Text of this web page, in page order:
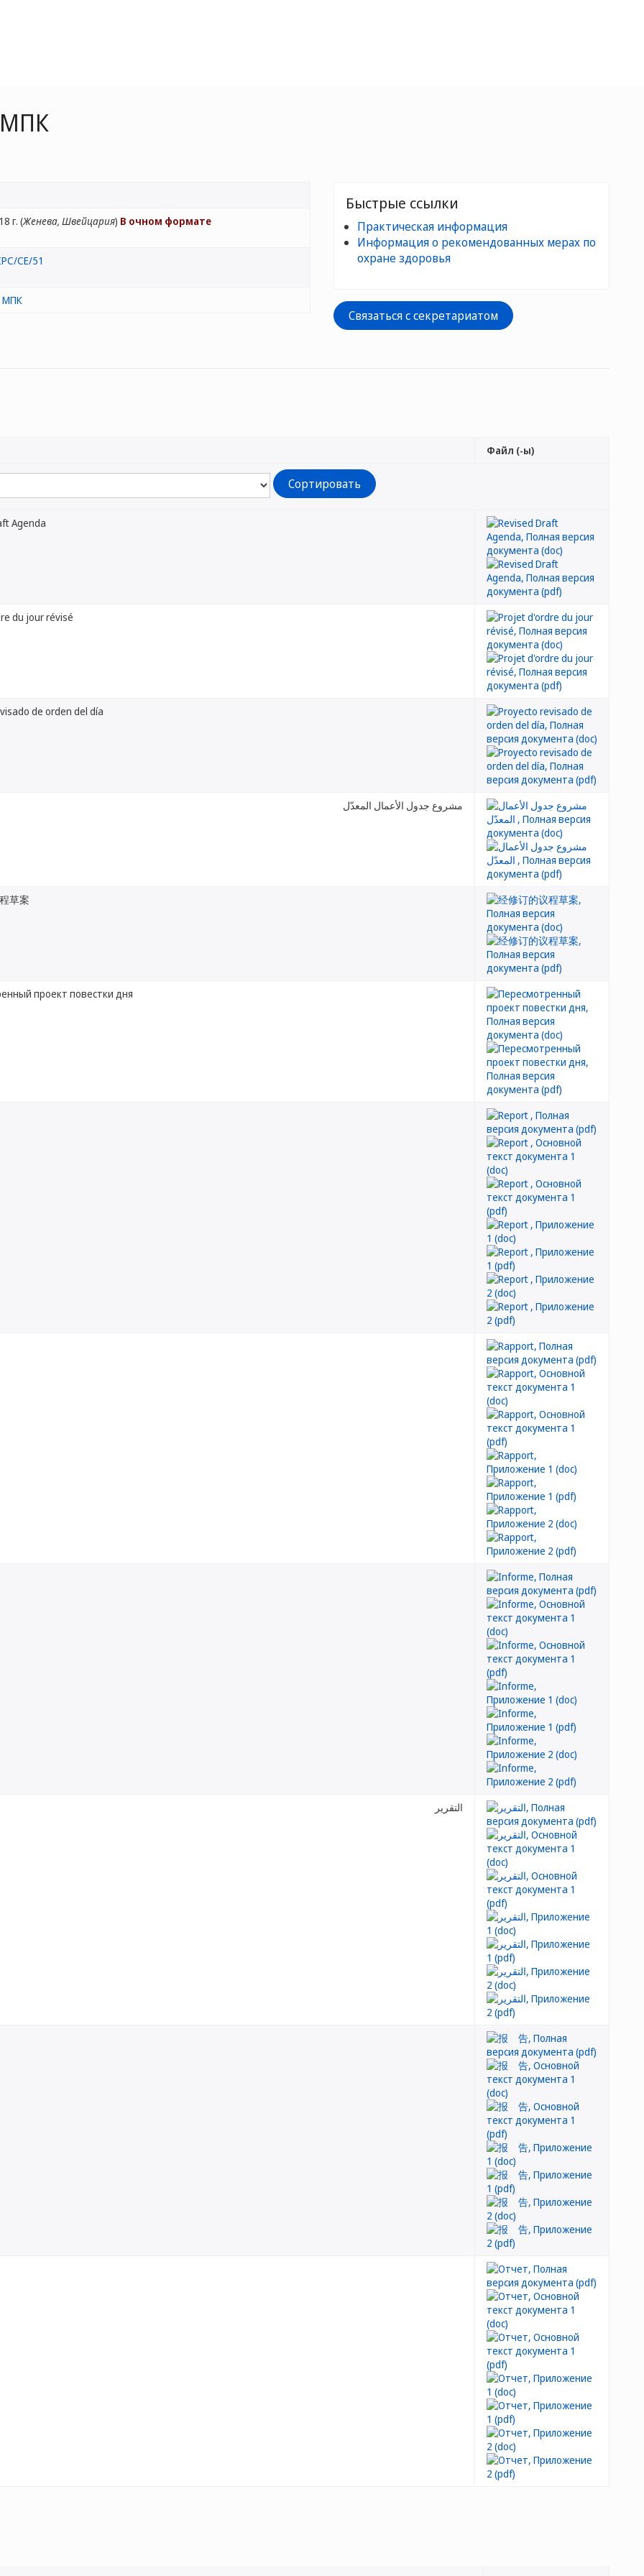
МПК
г. (Женева, Швейцария) В очном формате
CE/51
МПК
Быстрые ссылки
Практическая информация
Информация о рекомендованных мерах по
охране здоровья
Связаться с секретариатом
Файл (-ы)
Agenda
du jour révisé
de orden del día
مشروع جدول الأعمال المعدّل
草案
проект повестки дня
التقرير